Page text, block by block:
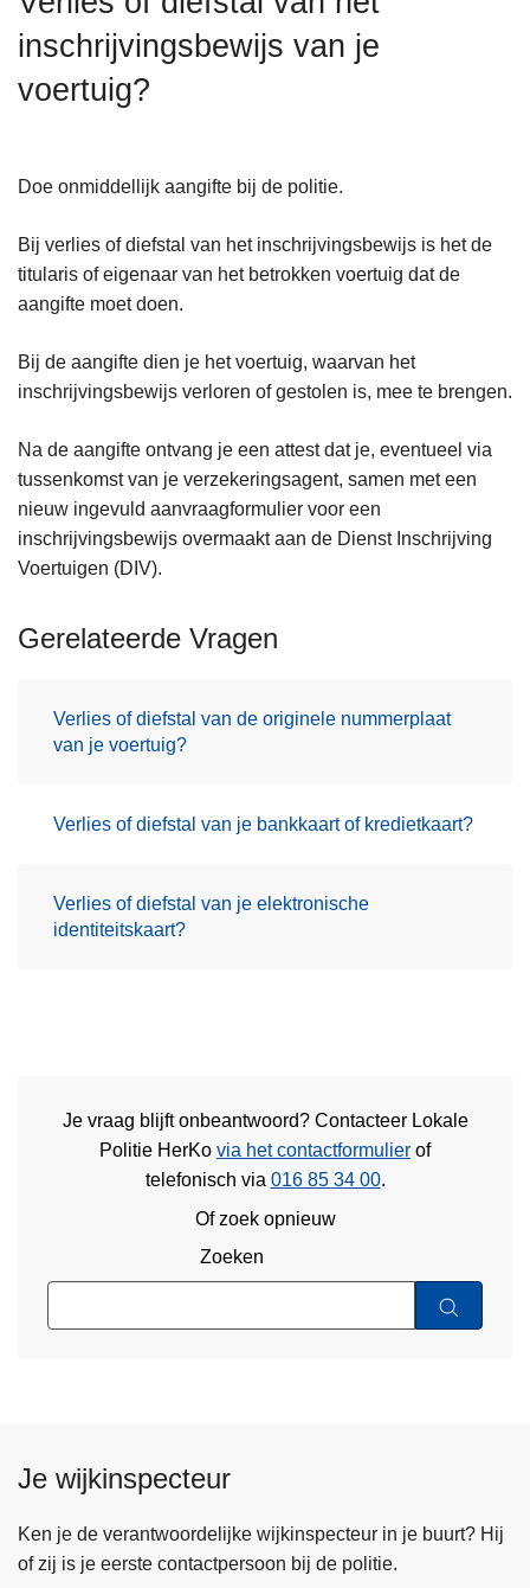
inschrijvingsbewijs van je
voertuig?
Doe onmiddellijk aangifte bij de politie.
Bij verlies of diefstal van het inschrijvingsbewijs is het de
titularis of eigenaar van het betrokken voertuig dat de
aangifte moet doen.
Bij de aangifte dien je het voertuig, waarvan het
inschrijvingsbewijs verloren of gestolen is, mee te brengen.
Na de aangifte ontvang je een attest dat je, eventueel via
tussenkomst van je verzekeringsagent, samen met een
nieuw ingevuld aanvraagformulier voor een
inschrijvingsbewijs overmaakt aan de Dienst Inschrijving
Voertuigen (DIV).
Gerelateerde Vragen
Verlies of diefstal van de originele nummerplaat
van je voertuig?
Verlies of diefstal van je bankkaart of kredietkaart?
Verlies of diefstal van je elektronische
identiteitskaart?
Je vraag blijft onbeantwoord? Contacteer Lokale
Politie HerKo via het contactformulier of
telefonisch via 016 85 34 00.
Of zoek opnieuw
Zoeken
Je wijkinspecteur
Ken je de verantwoordelijke wijkinspecteur in je buurt? Hij
of zij is je eerste contactpersoon bij de politie.